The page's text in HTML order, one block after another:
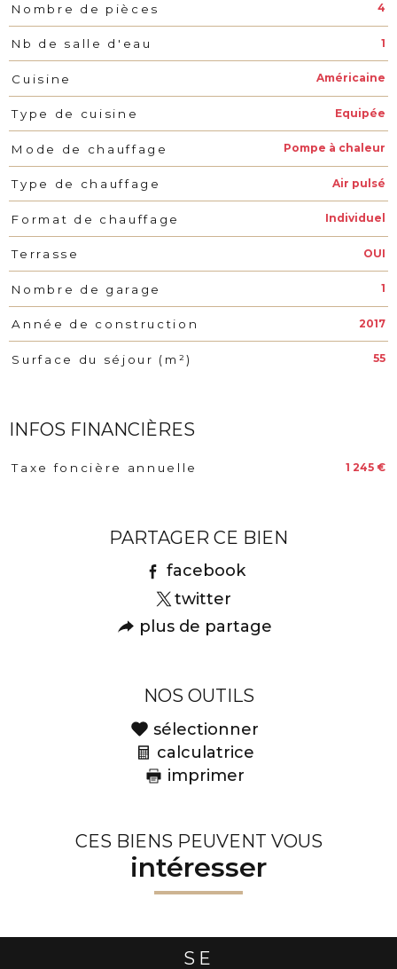
Nombre de pièces 4
Nb de salle d'eau 1
Cuisine Américaine
Type de cuisine Equipée
Mode de chauffage Pompe à chaleur
Type de chauffage Air pulsé
Format de chauffage Individuel
Terrasse OUI
Nombre de garage 1
Année de construction 2017
Surface du séjour (m²) 55
INFOS FINANCIÈRES
Caractéristiques Valeurs
Taxe foncière annuelle 1 245 €
PARTAGER CE BIEN
facebook
twitter
plus de partage
NOS OUTILS
sélectionner
calculatrice
imprimer
CES BIENS PEUVENT VOUS
intéresser
SE